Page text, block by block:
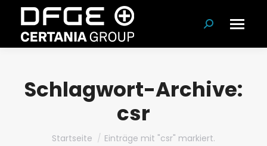
Suchen:
Schlagwort-Archive:
csr
Du bist hier:
Startseite Einträge mit "csr" markiert.